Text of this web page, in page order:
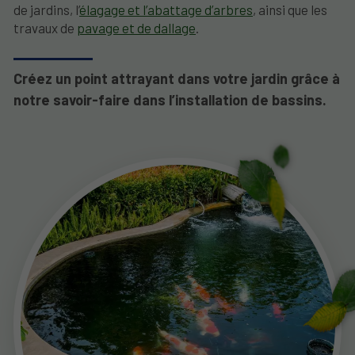
de jardins, l’élagage et l’abattage d’arbres, ainsi que les
travaux de pavage et de dallage.
Créez un point attrayant dans votre jardin grâce à
notre savoir-faire dans l’installation de bassins.